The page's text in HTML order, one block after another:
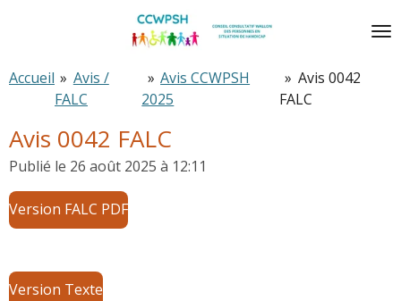
principal
Accueil » Avis /
FALC
» Avis CCWPSH
2025
» Avis 0042
FALC
Avis 0042 FALC
Publié le 26 août 2025 à 12:11
Version FALC PDF
Version Texte